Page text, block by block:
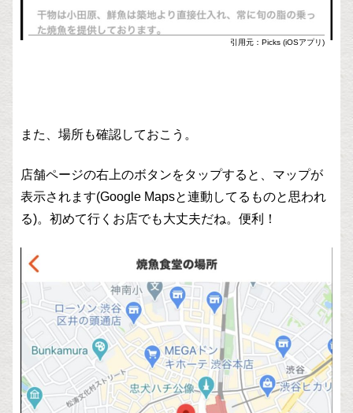
引用元：Picks (iOSアプリ)
また、場所も確認しておこう。
店舗ページの右上のボタンをタップすると、マップが
表示されます(Google Mapsと連動してるものと思われ
る)。初めて行くお店でも大丈夫だね。便利！